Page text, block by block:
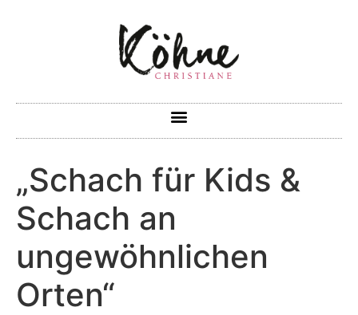
„Schach für Kids &
Schach an
ungewöhnlichen
Orten“